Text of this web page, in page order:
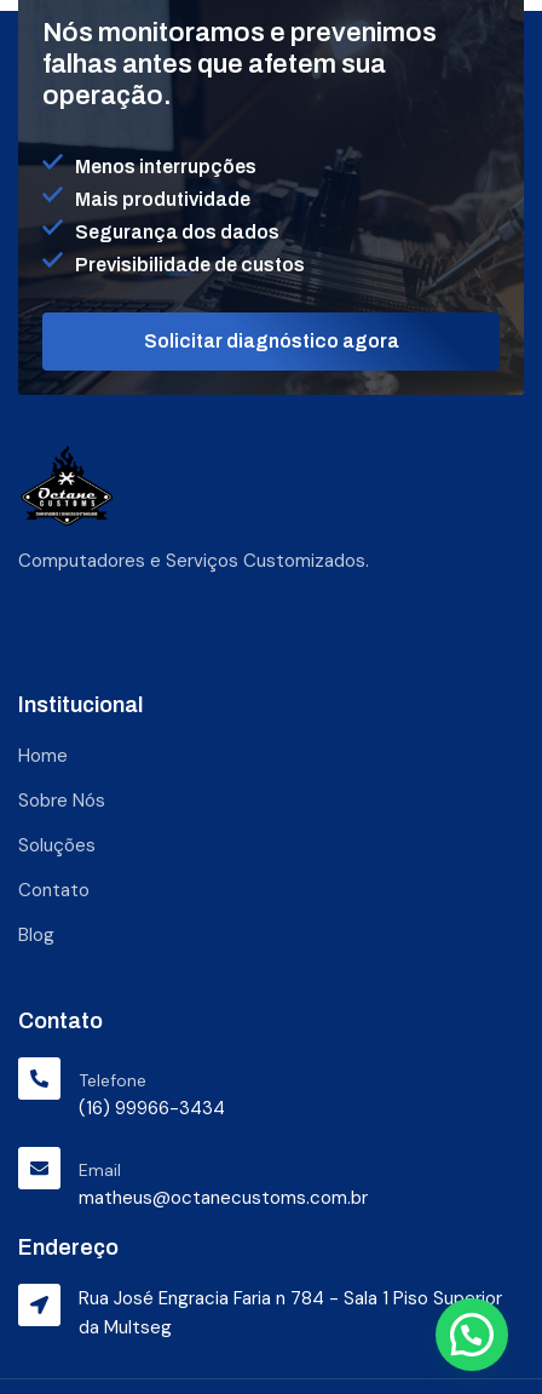
Nós monitoramos e prevenimos
falhas antes que afetem sua
operação.
Menos interrupções
Mais produtividade
Segurança dos dados
Previsibilidade de custos
Solicitar diagnóstico agora
Computadores e Serviços Customizados.
Institucional
Home
Sobre Nós
Soluções
Contato
Blog
Contato
Telefone
(16) 99966-3434
Email
matheus@octanecustoms.com.br
Endereço
Rua José Engracia Faria n 784 - Sala 1 Piso Superior
da Multseg